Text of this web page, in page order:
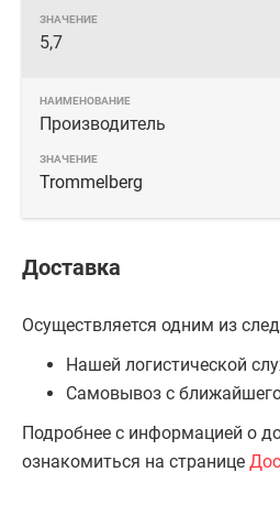
5,7
Производитель
Trommelberg
Доставка
Осуществляется одним из
Нашей логистической
Самовывоз с
Подробнее с информацией о
ознакомиться на странице